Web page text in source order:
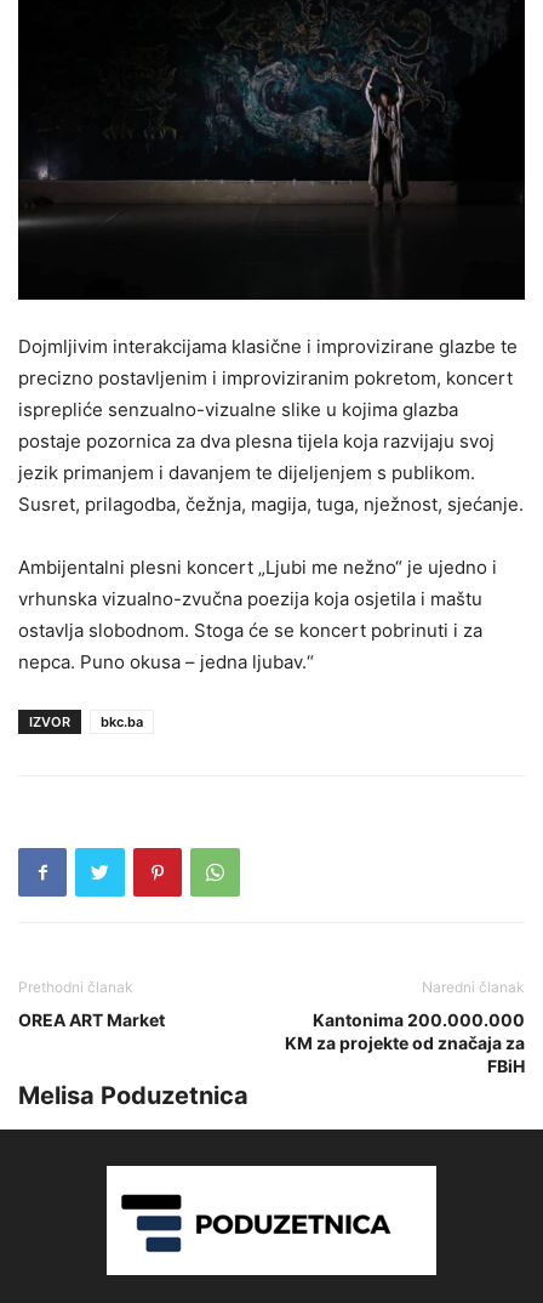
Dojmljivim interakcijama klasične i improvizirane glazbe te
precizno postavljenim i improviziranim pokretom, koncert
isprepliće senzualno-vizualne slike u kojima glazba
postaje pozornica za dva plesna tijela koja razvijaju svoj
jezik primanjem i davanjem te dijeljenjem s publikom.
Susret, prilagodba, čežnja, magija, tuga, nježnost, sjećanje.
Ambijentalni plesni koncert „Ljubi me nežno“ je ujedno i
vrhunska vizualno-zvučna poezija koja osjetila i maštu
ostavlja slobodnom. Stoga će se koncert pobrinuti i za
nepca. Puno okusa – jedna ljubav.“
IZVOR bkc.ba
Prethodni članak
OREA ART Market
Naredni članak
Kantonima 200.000.000
KM za projekte od značaja za
FBiH
Melisa Poduzetnica